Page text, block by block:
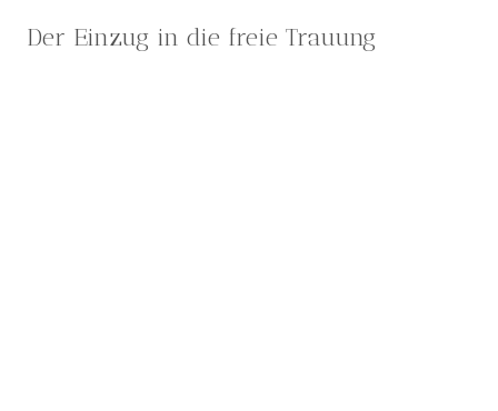
Der Einzug in die freie Trauung